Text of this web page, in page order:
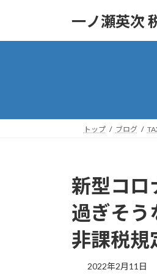
一ノ瀬英次
トップ ブログ
新型コロ
過ぎそう
非課税規
2022年2月11日